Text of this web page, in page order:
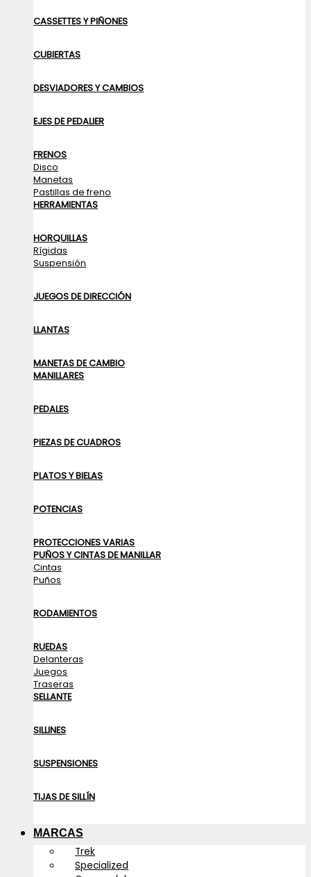
CASSETTES Y PIÑONES
CUBIERTAS
DESVIADORES Y CAMBIOS
EJES DE PEDALIER
FRENOS
Disco
Manetas
Pastillas de freno
HERRAMIENTAS
HORQUILLAS
Rígidas
Suspensión
JUEGOS DE DIRECCIÓN
LLANTAS
MANETAS DE CAMBIO
MANILLARES
PEDALES
PIEZAS DE CUADROS
PLATOS Y BIELAS
POTENCIAS
PROTECCIONES VARIAS
PUÑOS Y CINTAS DE MANILLAR
Cintas
Puños
RODAMIENTOS
RUEDAS
Delanteras
Juegos
Traseras
SELLANTE
SILLINES
SUSPENSIONES
TIJAS DE SILLÍN
MARCAS
Trek
Specialized